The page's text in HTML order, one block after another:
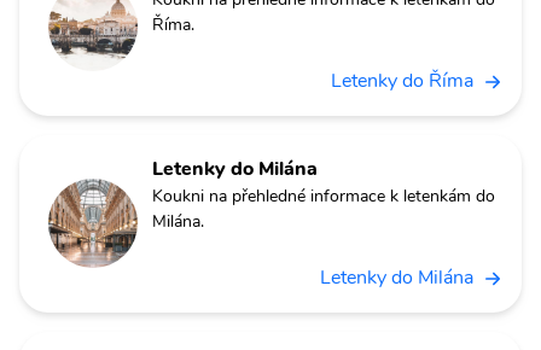
Říma.
Letenky do Říma
Letenky do Milána
Koukni na přehledné informace k letenkám do
Milána.
Letenky do Milána